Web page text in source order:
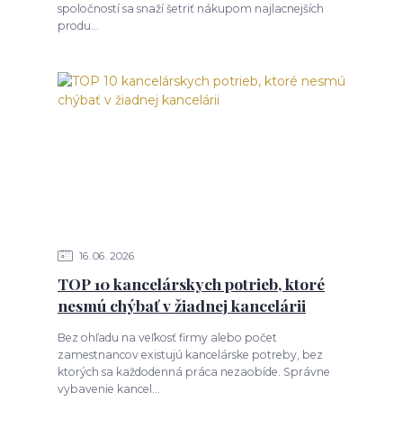
spoločností sa snaží šetriť nákupom najlacnejších
produ...
16 06 2026
TOP 10 kancelárskych potrieb, ktoré
nesmú chýbať v žiadnej kancelárii
Bez ohľadu na veľkosť firmy alebo počet
zamestnancov existujú kancelárske potreby, bez
ktorých sa každodenná práca nezaobíde. Správne
vybavenie kancel...